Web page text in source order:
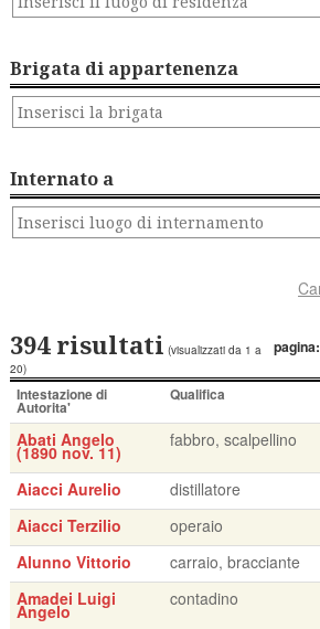
Brigata di appartenenza
Internato a
pagina:
394 risultati (visualizzati da 1 a
20)
Intestazione di
Autorita'
Qualifica
Abati Angelo
(1890 nov. 11)
fabbro, scalpellino
Aiacci Aurelio
distillatore
Aiacci Terzilio
operaio
Alunno Vittorio
carraio, bracciante
Amadei Luigi
Angelo
contadino